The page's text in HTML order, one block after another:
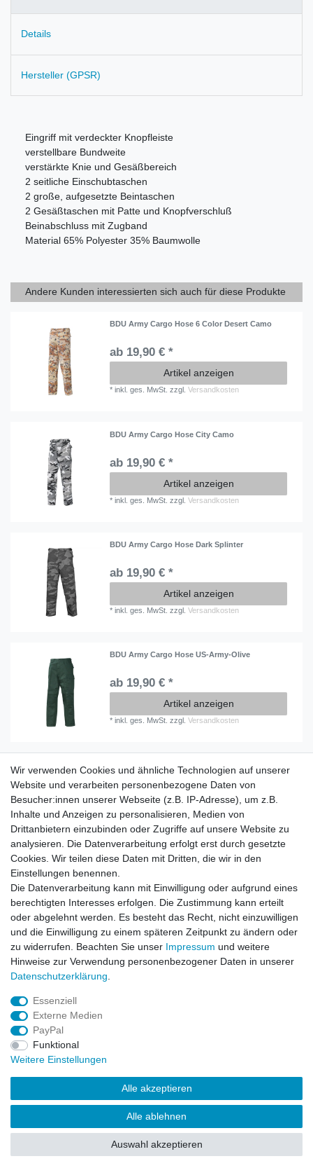
Details
Hersteller (GPSR)
Eingriff mit verdeckter Knopfleiste
verstellbare Bundweite
verstärkte Knie und Gesäßbereich
2 seitliche Einschubtaschen
2 große, aufgesetzte Beintaschen
2 Gesäßtaschen mit Patte und Knopfverschluß
Beinabschluss mit Zugband
Material 65% Polyester 35% Baumwolle
Andere Kunden interessierten sich auch für diese Produkte
BDU Army Cargo Hose 6 Color Desert Camo
ab 19,90 € *
Artikel anzeigen
*inkl. ges. MwSt. zzgl.Versandkosten
BDU Army Cargo Hose City Camo
ab 19,90 € *
Artikel anzeigen
*inkl. ges. MwSt. zzgl.Versandkosten
BDU Army Cargo Hose Dark Splinter
ab 19,90 € *
Artikel anzeigen
*inkl. ges. MwSt. zzgl.Versandkosten
BDU Army Cargo Hose US-Army-Olive
ab 19,90 € *
Artikel anzeigen
*inkl. ges. MwSt. zzgl.Versandkosten
Information
Versand mit DHL weltweit
Kostenloser Versand ab 40 €
Lieferung an Paketstation
14 Tage Rückgaberecht
Wichtiges
Datenschutz
Impressum
Kontakt
AGB
Service
Zahlung und Versand
Vertrag widerrufen
Rücksendung
Verpackung
News
Wir verwenden Cookies und ähnliche Technologien auf unserer
Website und verarbeiten personenbezogene Daten von
Besucher:innen unserer Webseite (z.B. IP-Adresse), um z.B.
Inhalte und Anzeigen zu personalisieren, Medien von
Drittanbietern einzubinden oder Zugriffe auf unsere Website zu
analysieren. Die Datenverarbeitung erfolgt erst durch gesetzte
Cookies. Wir teilen diese Daten mit Dritten, die wir in den
Einstellungen benennen.
Die Datenverarbeitung kann mit Einwilligung oder aufgrund eines
berechtigten Interesses erfolgen. Die Zustimmung kann erteilt
oder abgelehnt werden. Es besteht das Recht, nicht einzuwilligen
und die Einwilligung zu einem späteren Zeitpunkt zu ändern oder
zu widerrufen. Beachten Sie unser Impressum und weitere
Hinweise zur Verwendung personenbezogener Daten in unserer
Daten­schutz­erklärung
Essenziell
Externe Medien
PayPal
Funktional
Weitere Einstellungen
Alle akzeptieren
Alle ablehnen
Auswahl akzeptieren